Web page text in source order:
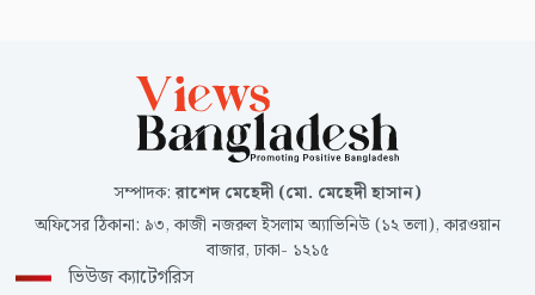
সম্পাদক:রাশেদ মেহেদী (মো. মেহেদী হাসান)
অফিসের ঠিকানা: ৯৩, কাজী নজরুল ইসলাম অ্যাভিনিউ (১২ তলা), কারওয়ান
বাজার, ঢাকা- ১২১৫
ভিউজ ক্যাটেগরিস